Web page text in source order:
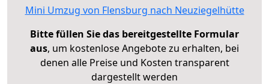
Mini Umzug von Flensburg nach Neuziegelhütte
Bitte füllen Sie das bereitgestellte Formular
aus, um kostenlose Angebote zu erhalten, bei
denen alle Preise und Kosten transparent
dargestellt werden